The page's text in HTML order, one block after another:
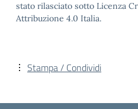
stato rilasciato sotto Licenza
Attribuzione 4.0 Italia.
Stampa / Condividi